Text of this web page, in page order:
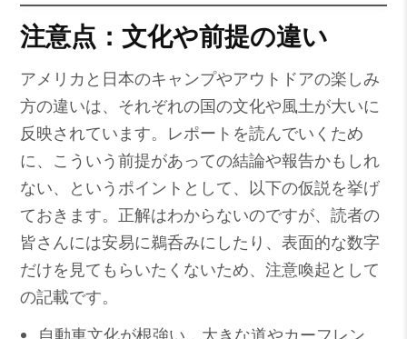
注意点： 文化や前提の違い
アメリカと日本のキャンプやアウトドアの楽しみ
方の違いは、それぞれの国の文化や風土が大いに
反映されています。レポートを読んでいくため
に、こういう前提があっての結論や報告かもしれ
ない、というポイントとして、以下の仮説を挙げ
ておきます。正解はわからないのですが、読者の
皆さんには安易に鵜呑みにしたり、表面的な数字
だけを見てもらいたくないため、注意喚起として
の記載です。
自動車文化が根強い、大きな道やカーフレン